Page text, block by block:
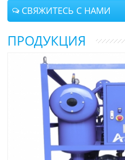
СВЯЖИТЕСЬ С НАМИ
ПРОДУКЦИЯ